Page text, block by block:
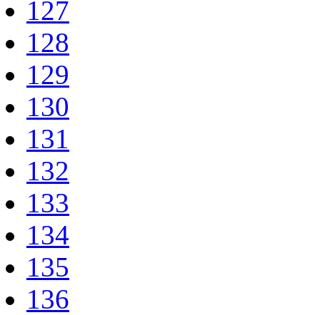
127
128
129
130
131
132
133
134
135
136